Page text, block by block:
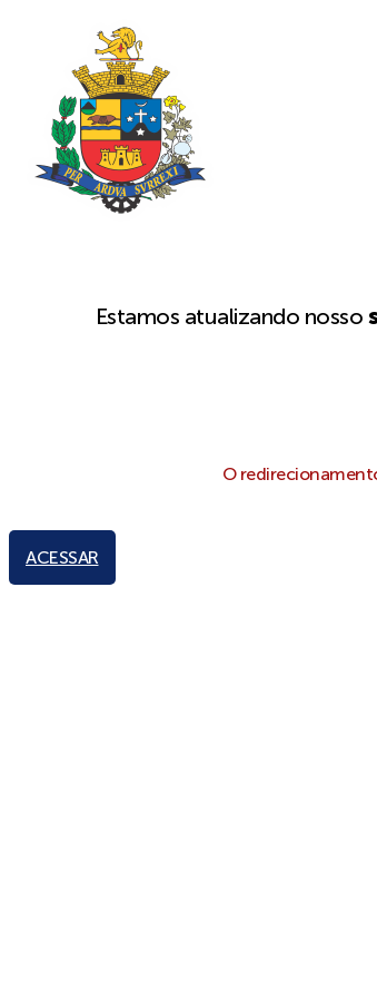
Estamos atualizando nosso
O
ACESSAR